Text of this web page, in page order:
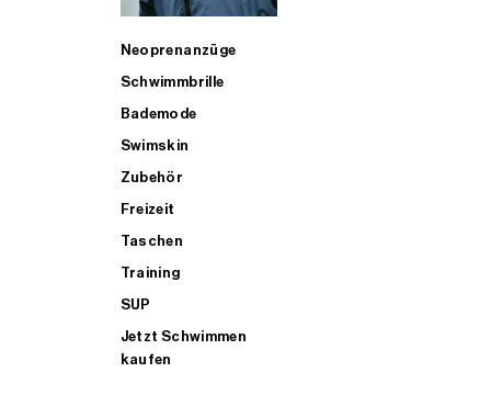
Neoprenanzüge
Schwimmbrille
Bademode
Swimskin
Zubehör
Freizeit
Taschen
Training
SUP
Jetzt Schwimmen
kaufen